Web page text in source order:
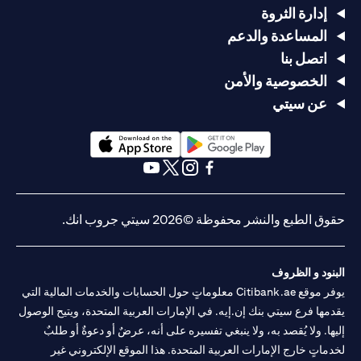
إدارة الثروة
المساعدة والدعم
اتصل بنا
الخصوصية والأمن
عن سيتي
opens in a new tab
opens in a new tab
حقوق الطبع والنشر محفوظة ©2026 سيتي جروب انك.
البنود و الظروف
يوفر موقع Citibank.ae معلوماتٍ حول الحسابات والخدمات المالية التي
يقدمها فرع سيتي بنك إن.إيه. في الإمارات العربية المتحدة، ويتيح الوصول
إليها. ولا يُقصد به، ولا ينبغي تفسيره على أنه، عرضٌ أو دعوةٌ أو طلبٌ
لخدماتٍ خارج الإمارات العربية المتحدة. هذا الموقع الإلكتروني غير